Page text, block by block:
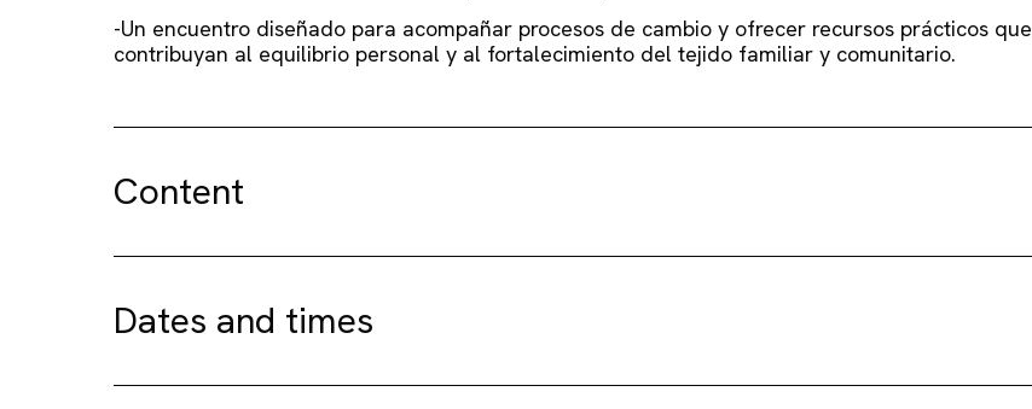
-Un encuentro diseñado para acompañar procesos de cambio y ofrecer recursos prácticos que
contribuyan al equilibrio personal y al fortalecimiento del tejido familiar y comunitario.
Content
Dates and times